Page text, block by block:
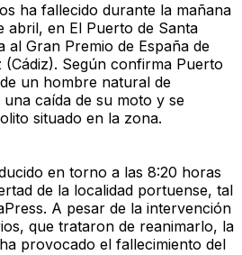
ha fallecido durante la mañana
abril, en El Puerto de Santa
al Gran Premio de España de
Según confirma Puerto
un hombre natural de
una caída de su moto y se
situado en la zona.
en torno a las 8:20 horas
de la localidad portuense, tal
A pesar de la intervención
que trataron de reanimarlo, la
provocado el fallecimiento del